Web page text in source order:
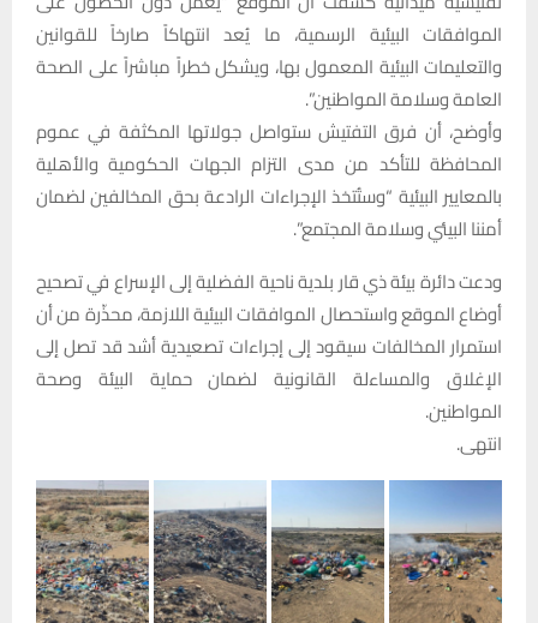
الموافقات البيئية الرسمية، ما يُعد انتهاكاً صارخاً للقوانين
والتعليمات البيئية المعمول بها، ويشكل خطراً مباشراً على الصحة
العامة وسلامة المواطنين”.
وأوضح، أن فرق التفتيش ستواصل جولاتها المكثفة في عموم
المحافظة للتأكد من مدى التزام الجهات الحكومية والأهلية
بالمعايير البيئية “وستُتخذ الإجراءات الرادعة بحق المخالفين لضمان
أمننا البيئي وسلامة المجتمع”.
ودعت دائرة بيئة ذي قار بلدية ناحية الفضلية إلى الإسراع في تصحيح
أوضاع الموقع واستحصال الموافقات البيئية اللازمة، محذّرة من أن
استمرار المخالفات سيقود إلى إجراءات تصعيدية أشد قد تصل إلى
الإغلاق والمساءلة القانونية لضمان حماية البيئة وصحة
المواطنين.
انتهى.